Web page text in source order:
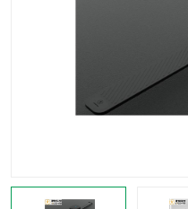
神经营销与消费行为实验